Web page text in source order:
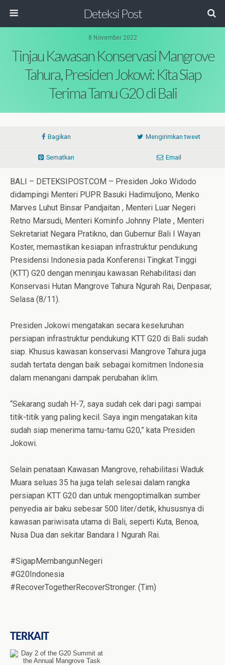
Deteksi Post
8 November 2022
Tinjau Kawasan Konservasi Mangrove
Tahura, Presiden Jokowi: Kita Siap
Terima Tamu G20 di Bali
Bagikan Mengirimkan tweet
Sematkan Email
BALI – DETEKSIPOST.COM – Presiden Joko Widodo
didampingi Menteri PUPR Basuki Hadimuljono, Menko
Marves Luhut Binsar Pandjaitan , Menteri Luar Negeri
Retno Marsudi, Menteri Kominfo Johnny Plate , Menteri
Sekretariat Negara Pratikno, dan Gubernur Bali I Wayan
Koster, memastikan kesiapan infrastruktur pendukung
Presidensi Indonesia pada Konferensi Tingkat Tinggi
(KTT) G20 dengan meninjau kawasan Rehabilitasi dan
Konservasi Hutan Mangrove Tahura Ngurah Rai, Denpasar,
Selasa (8/11).
Presiden Jokowi mengatakan secara keseluruhan
persiapan infrastruktur pendukung KTT G20 di Bali sudah
siap. Khusus kawasan konservasi Mangrove Tahura juga
sudah tertata dengan baik sebagai komitmen Indonesia
dalam menangani dampak perubahan iklim.
“Sekarang sudah H-7, saya sudah cek dari pagi sampai
titik-titik yang paling kecil. Saya ingin mengatakan kita
sudah siap menerima tamu-tamu G20,” kata Presiden
Jokowi.
Selain penataan Kawasan Mangrove, rehabilitasi Waduk
Muara seluas 35 ha juga telah selesai dalam rangka
persiapan KTT G20 dan untuk mengoptimalkan sumber
penyedia air baku sebesar 500 liter/detik, khususnya di
kawasan pariwisata utama di Bali, seperti Kuta, Benoa,
Nusa Dua dan sekitar Bandara I Ngurah Rai.
#SigapMembangunNegeri
#G20Indonesia
#RecoverTogetherRecoverStronger. (Tim)
TERKAIT